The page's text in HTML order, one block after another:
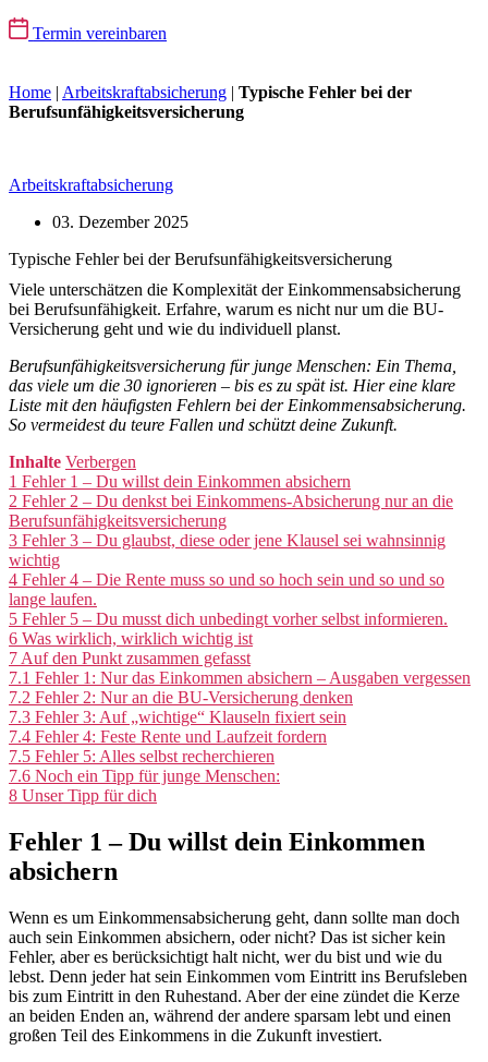
Termin vereinbaren
Home | Arbeitskraftabsicherung | Typische Fehler bei der
Berufsunfähigkeitsversicherung
Arbeitskraftabsicherung
03. Dezember 2025
Typische Fehler bei der Berufsunfähigkeitsversicherung
Viele unterschätzen die Komplexität der Einkommensabsicherung
bei Berufsunfähigkeit. Erfahre, warum es nicht nur um die BU-
Versicherung geht und wie du individuell planst.
Berufsunfähigkeitsversicherung für junge Menschen: Ein Thema,
das viele um die 30 ignorieren – bis es zu spät ist. Hier eine klare
Liste mit den häufigsten Fehlern bei der Einkommensabsicherung.
So vermeidest du teure Fallen und schützt deine Zukunft.
Inhalte Verbergen
1 Fehler 1 – Du willst dein Einkommen absichern
2 Fehler 2 – Du denkst bei Einkommens-Absicherung nur an die
Berufsunfähigkeitsversicherung
3 Fehler 3 – Du glaubst, diese oder jene Klausel sei wahnsinnig
wichtig
4 Fehler 4 – Die Rente muss so und so hoch sein und so und so
lange laufen.
5 Fehler 5 – Du musst dich unbedingt vorher selbst informieren.
6 Was wirklich, wirklich wichtig ist
7 Auf den Punkt zusammen gefasst
7.1 Fehler 1: Nur das Einkommen absichern – Ausgaben vergessen
7.2 Fehler 2: Nur an die BU-Versicherung denken
7.3 Fehler 3: Auf „wichtige“ Klauseln fixiert sein
7.4 Fehler 4: Feste Rente und Laufzeit fordern
7.5 Fehler 5: Alles selbst recherchieren
7.6 Noch ein Tipp für junge Menschen:
8 Unser Tipp für dich
Fehler 1 – Du willst dein Einkommen
absichern
Wenn es um Einkommensabsicherung geht, dann sollte man doch
auch sein Einkommen absichern, oder nicht? Das ist sicher kein
Fehler, aber es berücksichtigt halt nicht, wer du bist und wie du
lebst. Denn jeder hat sein Einkommen vom Eintritt ins Berufsleben
bis zum Eintritt in den Ruhestand. Aber der eine zündet die Kerze
an beiden Enden an, während der andere sparsam lebt und einen
großen Teil des Einkommens in die Zukunft investiert.